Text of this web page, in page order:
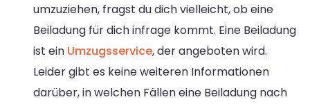
umzuziehen, fragst du dich vielleicht, ob eine
Beiladung für dich infrage kommt. Eine Beiladung
ist ein Umzugsservice, der angeboten wird.
Leider gibt es keine weiteren Informationen
darüber, in welchen Fällen eine Beiladung nach